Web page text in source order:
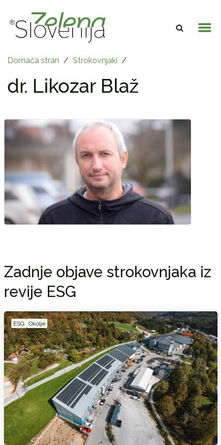
Domača stran / Strokovnjaki /
dr. Likozar Blaž
Zadnje objave strokovnjaka iz
revije ESG
ESG Okolje